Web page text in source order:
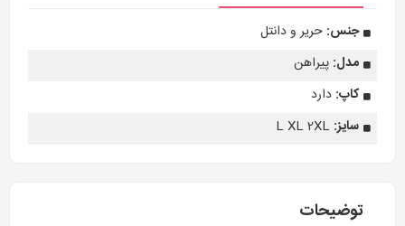
جنس: حریر و دانتل
مدل: پیراهن
کاپ: دارد
سایز: L XL 2XL
توضیحات